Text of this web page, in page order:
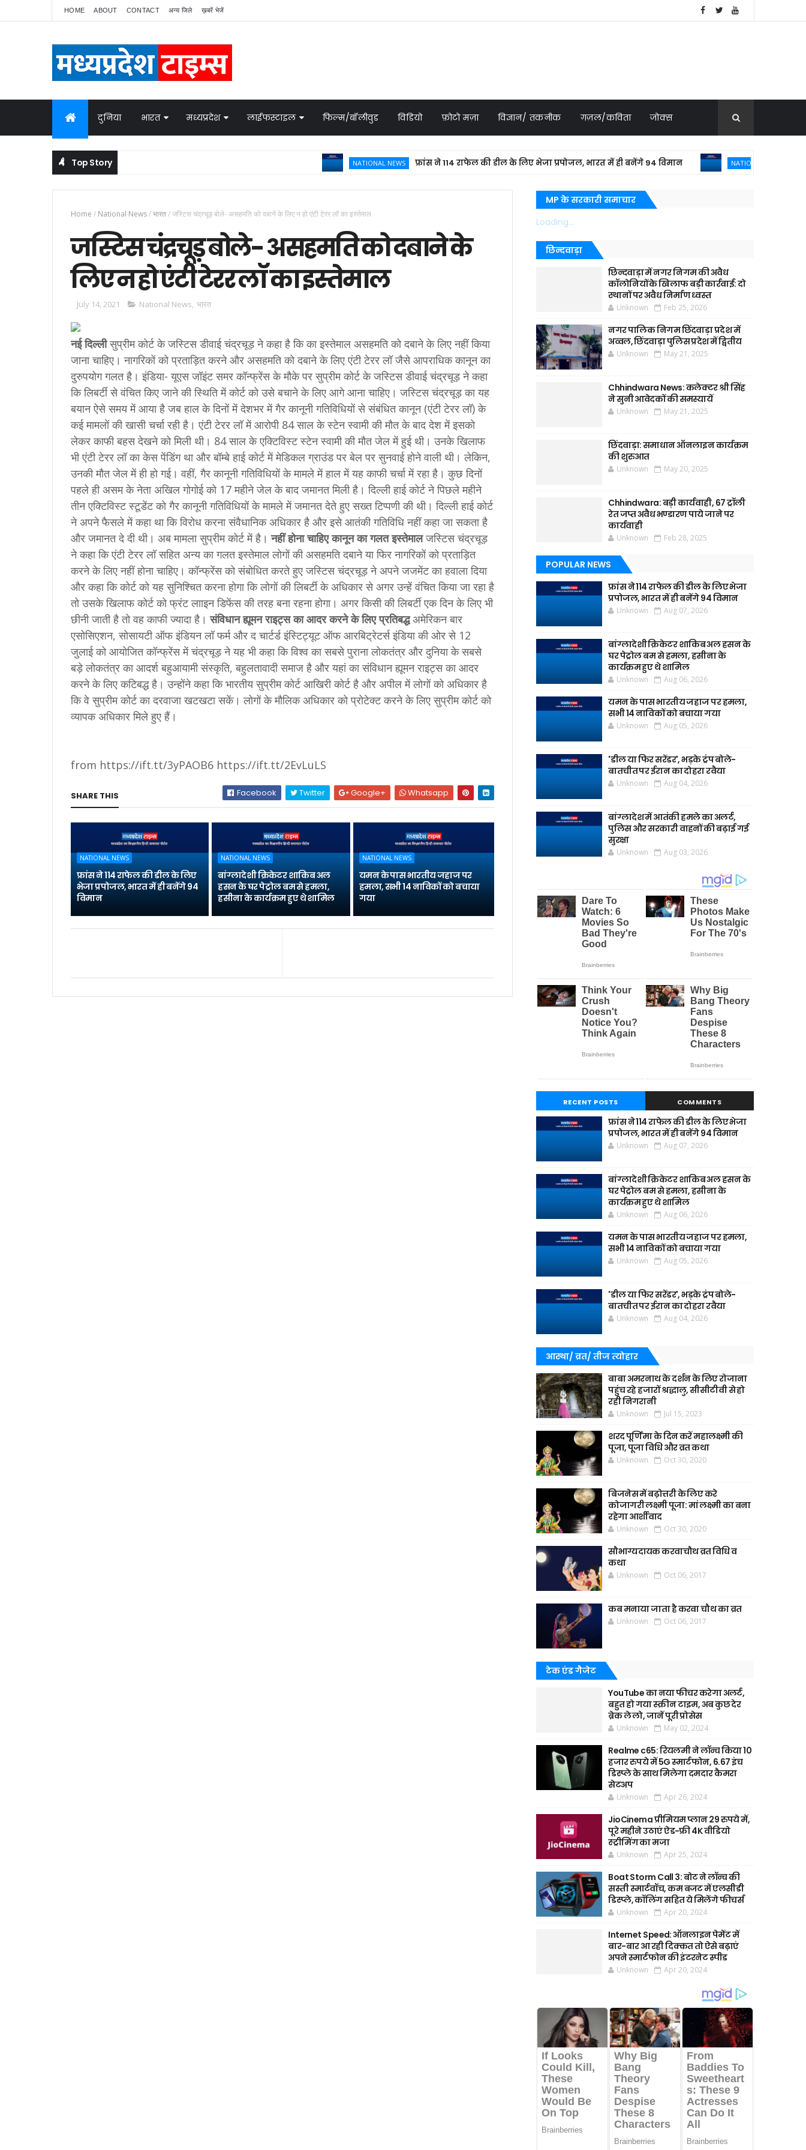
HOME ABOUT CONTACT अन्य जिले ख़बरें भेजें
दुनिया भारत मध्यप्रदेश लाईफस्टाइल फिल्म/बॉलीवुड विडियो फ़ोटो मज़ा विज्ञान/ तकनीक ग़ज़ल/कविता जोक्स
Top Story NATIONAL NEWS फ्रांस ने 114 राफेल की डील के लिए भेजा प्रपोजल, भारत में ही बनेंगे 94 विमान NATIONAL NEWS
Home / National News/भारत/जस्टिस चंद्रचूड़ बोले- असहमति को दबाने के लिए न हो एंटी टेरर लॉ का इस्तेमाल
जस्टिस चंद्रचूड़ बोले- असहमति को दबाने के
लिए न हो एंटी टेरर लॉ का इस्तेमाल
July 14, 2021 National News, भारत
नई दिल्‍लीसुप्रीम कोर्ट के जस्टिस डीवाई चंद्रचूड़ ने कहा है कि का इस्तेमाल असहमति को दबाने के लिए नहीं किया
जाना चाहिए। नागरिकों को प्रताड़ित करने और असहमति को दबाने के लिए एंटी टेरर लॉ जैसे आपराधिक कानून का
दुरुपयोग गलत है। इंडिया- यूएस जॉइंट समर कॉन्फ्रेंस के मौके पर सुप्रीम कोर्ट के जस्टिस डीवाई चंद्रचूड़ ने कहा
कि लिबर्टी से वंचित किए जाने की स्थिति में कोर्ट को उसे बचाने के लिए आगे आना चाहिए। जस्टिस चंद्रचूड़ का यह
बयान ऐसे समय में आया है जब हाल के दिनों में देशभर में गैर कानूनी गतिविधियों से संबंधित कानून (एंटी टेरर लॉ) के
कई मामलों की खासी चर्चा रही है। एंटी टेरर लॉ में आरोपी 84 साल के स्टेन स्वामी की मौत के बाद देश में इसको
लेकर काफी बहस देखने को मिली थी। 84 साल के एक्टिविस्ट स्टेन स्वामी की मौत जेल में हुई थी। उनके खिलाफ
भी एंटी टेरर लॉ का केस पेंडिंग था और बॉम्बे हाई कोर्ट में मेडिकल ग्राउंड पर बेल पर सुनवाई होने वाली थी। लेकिन,
उनकी मौत जेल में ही हो गई। वहीं, गैर कानूनी गतिविधियों के मामले में हाल में यह काफी चर्चा में रहा है। कुछ दिनों
पहले ही असम के नेता अखिल गोगोई को 17 महीने जेल के बाद जमानत मिली है। दिल्ली हाई कोर्ट ने पिछले महीने
तीन एक्टिविस्ट स्टूडेंट को गैर कानूनी गतिविधियों के मामले में जमानत देते हुए सख्त टिप्पणी की थी। दिल्ली हाई कोर्ट
ने अपने फैसले में कहा था कि विरोध करना संवैधानिक अधिकार है और इसे आतंकी गतिविधि नहीं कहा जा सकता है
और जमानत दे दी थी। अब मामला सुप्रीम कोर्ट में है।नहीं होना चाहिए कानून का गलत इस्‍तेमालजस्टिस चंद्रचूड़
ने कहा कि एंटी टेरर लॉ सहित अन्य का गलत इस्तेमाल लोगों की असहमति दबाने या फिर नागरिकों को प्रताड़ित
करने के लिए नहीं होना चाहिए। कॉन्फ्रेंस को संबोधित करते हुए जस्टिस चंद्रचूड़ ने अपने जजमेंट का हवाला दिया
और कहा कि कोर्ट को यह सुनिश्चित करना होगा कि लोगों की लिबर्टी के अधिकार से अगर उन्हें वंचित किया जा रहा है
तो उसके खिलाफ कोर्ट को फ्रंट लााइन डिफेंस की तरह बना रहना होगा। अगर किसी की लिबर्टी एक दिन के लिए भी
छीनी जाती है तो वह काफी ज्यादा है।संविधान ह्यूमन राइट्स का आदर करने के लिए प्रतिबद्धअमेरिकन बार
एसोसिएशन, सोसायटी ऑफ इंडियन लॉ फर्म और द चार्टर्ड इंस्टिट्यूट ऑफ आरबिट्रेटर्स इंडिया की ओर से 12
जुलाई को आयोजित कॉन्फ्रेंस में चंद्रचूड़ ने यह भी कहा कि विश्व का सबसे पुराना लोकतंत्र और दुनिया के सबसे
बड़े लोकतंत्र का आदर्श बहुआयामी संस्कृति, बहुलतावादी समाज है और यहां का संविधान ह्यूमन राइट्स का आदर
करने के लिए कटिबद्ध है। उन्होंने कहा कि भारतीय सुप्रीम कोर्ट आखिरी कोर्ट है और अपील में लोगों को अधिकार है
कि वे सुप्रीम कोर्ट का दरवाजा खटखटा सकें। लोगों के मौलिक अधिकार को प्रोटेक्ट करने के लिए सुप्रीम कोर्ट को
व्यापक अधिकार मिले हुए हैं।
from https://ift.tt/3yPAOB6 https://ift.tt/2EvLuLS
SHARE THIS Facebook Twitter Google+ Whatsapp
NATIONAL NEWS
फ्रांस ने 114 राफेल की डील के लिए
भेजा प्रपोजल, भारत में ही बनेंगे 94
विमान
NATIONAL NEWS
बांग्लादेशी क्रिकेटर शाकिब अल
हसन के घर पेट्रोल बम से हमला,
हसीना के कार्यक्रम हुए थे शामिल
NATIONAL NEWS
यमन के पास भारतीय जहाज पर
हमला, सभी 14 नाविकों को बचाया
गया
MP के सरकारी समाचार
Loading...
छिन्दवाड़ा
छिन्दवाड़ा में नगर निगम की अवैध
कॉलोनियों के खिलाफ बड़ी कार्रवाई: दो
स्थानों पर अवैध निर्माण ध्वस्त
Unknown Feb 25, 2026
नगर पालिक निगम छिंदवाड़ा प्रदेश में
अव्वल, छिंदवाड़ा पुलिस प्रदेश में द्वितीय
Unknown May 21, 2025
Chhindwara News: कलेक्टर श्री सिंह
ने सुनी आवेदकों की समस्यायें
Unknown May 21, 2025
छिंदवाड़ा: समाधान ऑनलाइन कार्यक्रम
की शुरुआत
Unknown May 20, 2025
Chhindwara: बड़ी कार्यवाही, 67 ट्रॉली
रेत जप्त अवैध भण्डारण पाये जाने पर
कार्यवाही
Unknown Feb 28, 2025
POPULAR NEWS
फ्रांस ने 114 राफेल की डील के लिए भेजा
प्रपोजल, भारत में ही बनेंगे 94 विमान
Unknown Aug 07, 2026
बांग्लादेशी क्रिकेटर शाकिब अल हसन के
घर पेट्रोल बम से हमला, हसीना के
कार्यक्रम हुए थे शामिल
Unknown Aug 06, 2026
यमन के पास भारतीय जहाज पर हमला,
सभी 14 नाविकों को बचाया गया
Unknown Aug 05, 2026
'डील या फिर सरेंडर', भड़के ट्रंप बोले-
बातचीत पर ईरान का दोहरा रवैया
Unknown Aug 04, 2026
बांग्लादेश में आतंकी हमले का अलर्ट,
पुलिस और सरकारी वाहनों की बढ़ाई गई
सुरक्षा
Unknown Aug 03, 2026
RECENT POSTS COMMENTS
फ्रांस ने 114 राफेल की डील के लिए भेजा
प्रपोजल, भारत में ही बनेंगे 94 विमान
Unknown Aug 07, 2026
बांग्लादेशी क्रिकेटर शाकिब अल हसन के
घर पेट्रोल बम से हमला, हसीना के
कार्यक्रम हुए थे शामिल
Unknown Aug 06, 2026
यमन के पास भारतीय जहाज पर हमला,
सभी 14 नाविकों को बचाया गया
Unknown Aug 05, 2026
'डील या फिर सरेंडर', भड़के ट्रंप बोले-
बातचीत पर ईरान का दोहरा रवैया
Unknown Aug 04, 2026
आस्था/ व्रत/ तीज त्‍योहार
बाबा अमरनाथ के दर्शन के लिए रोजाना
पहुंच रहे हजारों श्रद्धालु, सीसीटीवी से हो
रही निगरानी
Unknown Jul 15, 2023
शरद पूर्णिमा के दिन करें महालक्ष्मी की
पूजा, पूजा विधि और व्रत कथा
Unknown Oct 30, 2020
बिजनेस में बढ़ोत्तरी के लिए करे
कोजागरी लक्ष्मी पूजा: मां लक्ष्मी का बना
रहेगा आर्शीवाद
Unknown Oct 30, 2020
सौभाग्यदायक करवाचौथ व्रत विधि व
कथा
Unknown Oct 06, 2017
कब मनाया जाता है करवा चौथ का व्रत
Unknown Oct 06, 2017
टेक एंड गैजेट
YouTube का नया फीचर करेगा अलर्ट,
बहुत हो गया स्क्रीन टाइम, अब कुछ देर
ब्रेक ले लो, जानें पूरी प्रोसेस
Unknown May 02, 2024
Realme c65: रियलमी ने लॉन्च किया 10
हजार रुपये में 5G स्मार्टफोन, 6.67 इंच
डिस्प्ले के साथ मिलेगा दमदार कैमरा
सेटअप
Unknown Apr 26, 2024
JioCinema प्रीमियम प्लान 29 रुपये में,
पूरे महीने उठाएं ऐड-फ्री 4K वीडियो
स्ट्रीमिंग का मजा
Unknown Apr 25, 2024
Boat Storm Call 3: बोट ने लॉन्च की
सस्ती स्मार्टवॉच, कम बजट में एलसीडी
डिस्प्ले, कॉलिंग सहित ये मिलेंगे फीचर्स
Unknown Apr 20, 2024
Internet Speed: ऑनलाइन पेमेंट में
बार-बार आ रही दिक्कत तो ऐसे बढ़ाएं
अपने स्मार्टफोन की इंटरनेट स्पीड
Unknown Apr 20, 2024